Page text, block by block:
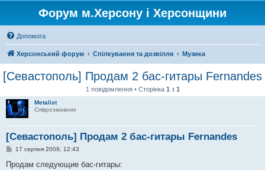
Форум м.Херсону і Херсонщини
Допомога
Херсонський форум Спілкування та дозвілля Музика
[Севастополь] Продам 2 бас-гитары Fernandes
1 повідомлення • Сторінка 1 з 1
Metalist
Співрозмовник
[Севастополь] Продам 2 бас-гитары Fernandes
П
в
17 серпня 2009, 12:43
Продам следующие бас-гитары: